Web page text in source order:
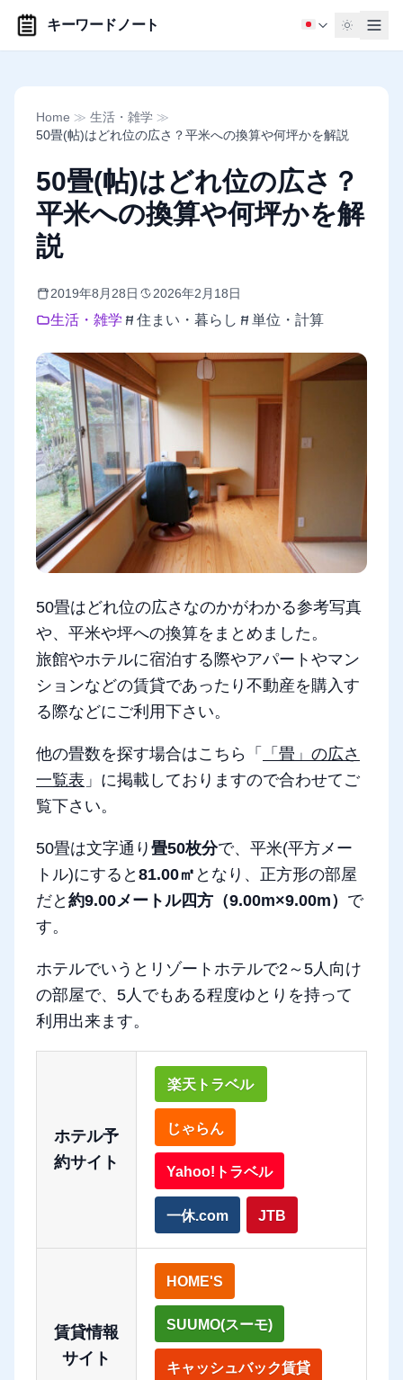
キーワードノート
Home ≫ 生活・雑学 ≫
50畳(帖)はどれ位の広さ？平米への換算や何坪かを解説
50畳(帖)はどれ位の広さ？
平米への換算や何坪かを解
説
2019年8月28日 2026年2月18日
生活・雑学 住まい・暮らし 単位・計算
50畳はどれ位の広さなのかがわかる参考写真
や、平米や坪への換算をまとめました。
旅館やホテルに宿泊する際やアパートやマン
ションなどの賃貸であったり不動産を購入す
る際などにご利用下さい。
他の畳数を探す場合はこちら「
「畳」の広さ
一覧表 」に掲載しておりますので合わせてご
覧下さい。
50畳は文字通り 畳50枚分で、平米(平方メー
トル)にすると 81.00㎡ となり、正方形の部屋
だと 約9.00メートル四方（9.00m×9.00m） で
す。
ホテルでいうとリゾートホテルで2～5人向け
の部屋で、5人でもある程度ゆとりを持って
利用出来ます。
ホテル予
約サイト
楽天トラベル
じゃらん
Yahoo!トラベル
一休.com JTB
賃貸情報
サイト
HOME'S
SUUMO(スーモ)
キャッシュバック賃貸